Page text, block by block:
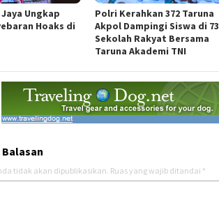
Ungkap
Hoaks di
Polri Kerahkan 372 Taruna
Akpol Dampingi Siswa di 73
Sekolah Rakyat Bersama
Taruna Akademi TNI
tidak akan dipublikasikan. Ruas yang wajib ditandai *